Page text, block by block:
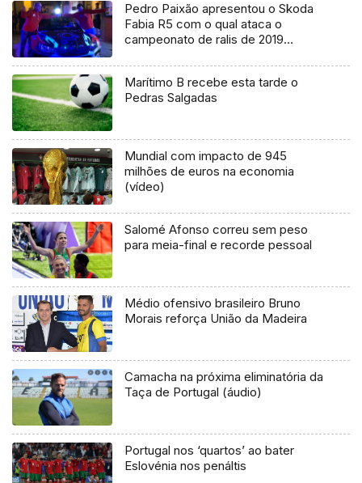
Pedro Paixão apresentou o Skoda
Fabia R5 com o qual ataca o
campeonato de ralis de 2019
Marítimo B recebe esta tarde o
Pedras Salgadas
Mundial com impacto de 945
milhões de euros na economia
(vídeo)
Salomé Afonso correu sem peso
para meia-final e recorde pessoal
Médio ofensivo brasileiro Bruno
Morais reforça União da Madeira
Camacha na próxima eliminatória da
Taça de Portugal (áudio)
Portugal nos ‘quartos’ ao bater
Eslovénia nos penáltis